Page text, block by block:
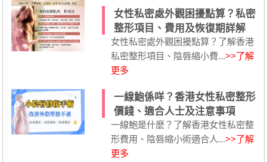
女性私密處外觀困擾點算？私密
整形項目、費用及恢復期詳解
女性私密處外觀困擾點算？了解香港
私密整形項目、陰唇縮小費...>>了解
更多
一線鮑係咩？香港女性私密整形
價錢、適合人士及注意事項
一線鮑是什麼？了解香港女性私密整
形費用、陰唇縮小術適合人...>>了解
更多